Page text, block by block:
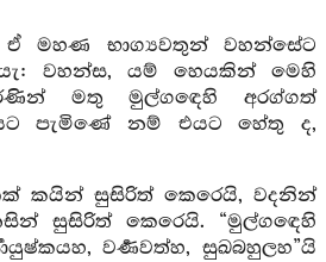
මහණ භාග්‍යවතුන් වහන්සේට
වහන්ස, යම් හෙයකින් මෙහි
මතු මුල්ගඳෙහි අරග්ගත්
පැමිණේ නම් එයට හේතු ද,
කයින් සුසිරිත් කෙරෙයි, වදනින්
සුසිරිත් කෙරෙයි. “මුල්ගඳෙහි
වර්‍ණවත්හ, සුඛබහුලහ”යි